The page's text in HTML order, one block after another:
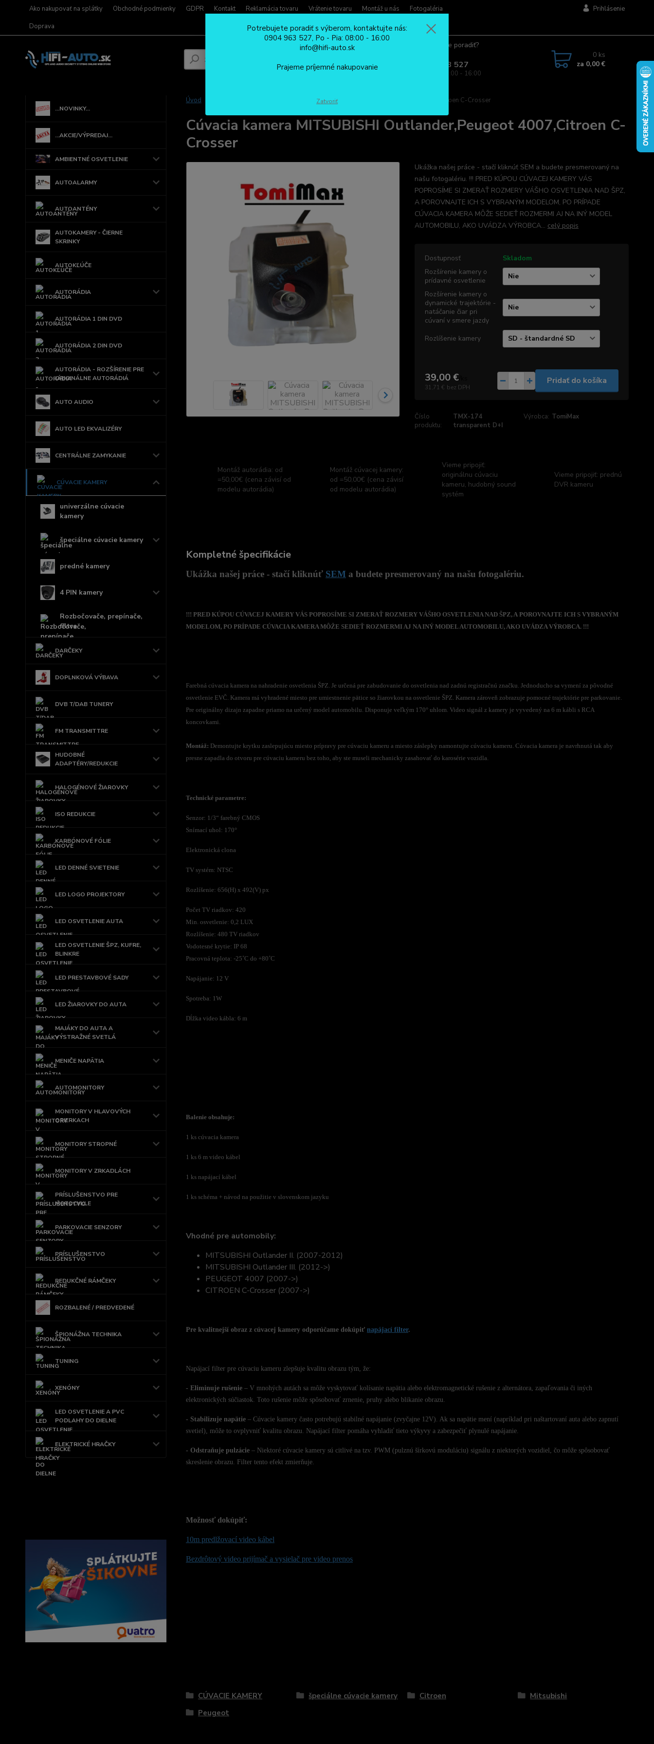
Ako nakupovať na splátky Obchodné podmienky GDPR Kontakt Reklamácia tovaru Vrátenie tovaru Montáž u nás
Fotogaléria
Doprava
Prihlásenie
Potrebujete poradiť?
0904 963 527
Po - Pia: 08:00 - 16:00
0 ks
za 0,00 €
...NOVINKY...
...AKCIE/VÝPREDAJ...
AMBIENTNÉ OSVETLENIE
AUTOALARMY
AUTOANTÉNY
AUTOKAMERY - ČIERNE
SKRINKY
AUTOKĽÚČE
AUTORÁDIA
AUTORÁDIA 1 DIN DVD
AUTORÁDIA 2 DIN DVD
AUTORÁDIA - ROZŠÍRENIE PRE
ORIGINÁLNE AUTORÁDIÁ
AUTO AUDIO
AUTO LED EKVALIZÉRY
CENTRÁLNE ZAMYKANIE
CÚVACIE KAMERY
univerzálne cúvacie
kamery
špeciálne cúvacie kamery
predné kamery
4 PIN kamery
Rozbočovače, prepínače,
filtre
DARČEKY
DOPLNKOVÁ VÝBAVA
DVB T/DAB TUNERY
FM TRANSMITTRE
HUDOBNÉ
ADAPTÉRY/REDUKCIE
HALOGÉNOVÉ ŽIAROVKY
ISO REDUKCIE
KARBÓNOVÉ FÓLIE
LED DENNÉ SVIETENIE
LED LOGO PROJEKTORY
LED OSVETLENIE AUTA
LED OSVETLENIE ŠPZ, KUFRE,
BLINKRE
LED PRESTAVBOVÉ SADY
LED ŽIAROVKY DO AUTA
MAJÁKY DO AUTA A
VÝSTRAŽNÉ SVETLÁ
MENIČE NAPÄTIA
AUTOMONITORY
MONITORY V HLAVOVÝCH
OPIERKACH
MONITORY STROPNÉ
MONITORY V ZRKADLÁCH
PRÍSLUŠENSTVO PRE
MOTOCYKLE
PARKOVACIE SENZORY
PRÍSLUŠENSTVO
REDUKČNÉ RÁMČEKY
ROZBALENÉ / PREDVEDENÉ
ŠPIONÁŽNA TECHNIKA
TUNING
XENÓNY
LED OSVETLENIE A PVC
PODLAHY DO DIELNE
ELEKTRICKÉ HRAČKY
Úvod Cúvacia kamera MITSUBISHI Outlander,Peugeot 4007,Citroen C-Crosser
Cúvacia kamera MITSUBISHI Outlander,Peugeot 4007,Citroen C-
Crosser
Ukážka našej práce - stačí kliknúť SEM a budete presmerovaný na
našu fotogalériu. !!! PRED KÚPOU CÚVACEJ KAMERY VÁS
POPROSÍME SI ZMERAŤ ROZMERY VÁŠHO OSVETLENIA NAD ŠPZ,
A POROVNAJTE ICH S VYBRANÝM MODELOM, PO PRÍPADE
CÚVACIA KAMERA MÔŽE SEDIEŤ ROZMERMI AJ NA INÝ MODEL
AUTOMOBILU, AKO UVÁDZA VÝROBCA... celý popis
Dostupnosť
Skladom
Rozšírenie kamery o
prídavné osvetlenie
Rozšírenie kamery o
dynamické trajektórie -
natáčanie čiar pri
cúvaní v smere jazdy
Rozlíšenie kamery
39,00 €/
31,71 € bez DPH
Pridať do košíka
Číslo
produktu:
TMX-174
transparent D+I
Výrobca: TomiMax
Montáž autorádia: od
=50,00€ (cena závisí od
modelu autorádia)
Montáž cúvacej kamery:
od =50,00€ (cena závisí
od modelu autorádia)
Vieme pripojiť:
originálnu cúvaciu
kameru, hudobný sound
systém
Vieme pripojiť: prednú
DVR kameru
Kompletné špecifikácie
Ukážka našej práce - stačí kliknúť SEMa budete presmerovaný na našu fotogalériu.
!!! PRED KÚPOU CÚVACEJ KAMERY VÁS POPROSÍME SI ZMERAŤ ROZMERY VÁŠHO OSVETLENIA NAD ŠPZ, A POROVNAJTE ICH S VYBRANÝM
MODELOM, PO PRÍPADE CÚVACIA KAMERA MÔŽE SEDIEŤ ROZMERMI AJ NA INÝ MODEL AUTOMOBILU, AKO UVÁDZA VÝROBCA. !!!
Farebná cúvacia kamera na nahradenie osvetlenia ŠPZ. Je určená pre zabudovanie do osvetlenia nad zadnú registračnú značku. Jednoducho sa vymení za pôvodné
osvetlenie EVČ. Kamera má vyhradené miesto pre umiestnenie pätice so žiarovkou na osvetlenie ŠPZ. Kamera zároveň zobrazuje pomocné trajektórie pre parkovanie.
Pre originálny dizajn zapadne priamo na určený model automobilu. Disponuje veľkým 170° uhlom. Video signál z kamery je vyvedený na 6 m kábli s RCA
koncovkami.
Montáž: Demontujte krytku zaslepujúcu miesto prípravy pre cúvaciu kameru a miesto záslepky namontujte cúvaciu kameru. Cúvacia kamera je navrhnutá tak aby
presne zapadla do otvoru pre cúvaciu kameru bez toho, aby ste museli mechanicky zasahovať do karosérie vozidla.
Technické parametre:
Senzor: 1/3“ farebný CMOS
Snímací uhol: 170°
Elektronická clona
TV systém: NTSC
Rozlíšenie: 656(H) x 492(V) px
Počet TV riadkov: 420
Min. osvetlenie: 0,2 LUX
Rozlíšenie: 480 TV riadkov
Vodotesné krytie: IP 68
Pracovná teplota: -25˚C do +80˚C
Napájanie: 12 V
Spotreba: 1W
Dĺžka video kábla: 6 m
Balenie obsahuje:
1 ks cúvacia kamera
1 ks 6 m video kábel
1 ks napájací kábel
1 ks schéma + návod na použitie v slovenskom jazyku
Vhodné pre automobily:
MITSUBISHI Outlander II. (2007-2012)
MITSUBISHI Outlander III. (2012->)
PEUGEOT 4007 (2007->)
CITROEN C-Crosser (2007->)
Pre kvalitnejší obraz z cúvacej kamery odporúčame dokúpiť napájací filter.
Napájací filter pre cúvaciu kameru zlepšuje kvalitu obrazu tým, že:
- Eliminuje rušenie– V mnohých autách sa môže vyskytovať kolísanie napätia alebo elektromagnetické rušenie z alternátora, zapaľovania či iných
elektronických súčiastok. Toto rušenie môže spôsobovať zrnenie, pruhy alebo blikanie obrazu.
- Stabilizuje napätie– Cúvacie kamery často potrebujú stabilné napájanie (zvyčajne 12V). Ak sa napätie mení (napríklad pri naštartovaní auta alebo zapnutí
svetiel), môže to ovplyvniť kvalitu obrazu. Napájací filter pomáha vyhladiť tieto výkyvy a zabezpečiť plynulé napájanie.
- Odstraňuje pulzácie– Niektoré cúvacie kamery sú citlivé na tzv. PWM (pulznú šírkovú moduláciu) signálu z niektorých vozidiel, čo môže spôsobovať
skreslenie obrazu. Filter tento efekt zmierňuje.
Možnosť dokúpiť:
10m predlžovací video kábel
Bezdrôtový video prijímač a vysielač pre video prenos
CÚVACIE KAMERY špeciálne cúvacie kamery Citroen
Mitsubishi
Peugeot
Potrebujete poradiť s výberom, kontaktujte nás:
0904 963 527, Po - Pia: 08:00 - 16:00
info@hifi-auto.sk
Prajeme príjemné nakupovanie
Zatvoriť